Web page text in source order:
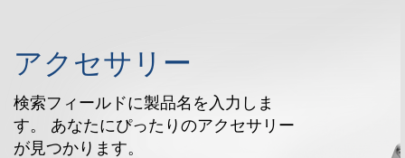
アクセサリー
検索フィールドに製品名を入力しま
す。 あなたにぴったりのアクセサリー
が見つかります。